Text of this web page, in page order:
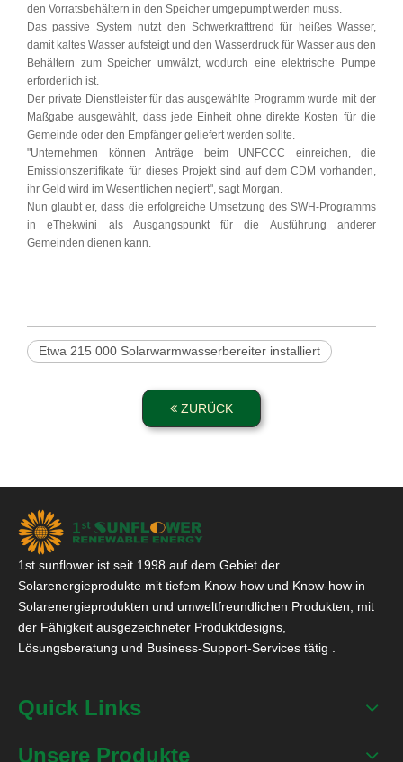
den Vorratsbehältern in den Speicher umgepumpt werden muss.
Das passive System nutzt den Schwerkrafttrend für heißes Wasser,
damit kaltes Wasser aufsteigt und den Wasserdruck für Wasser aus den
Behältern zum Speicher umwälzt, wodurch eine elektrische Pumpe
erforderlich ist.
Der private Dienstleister für das ausgewählte Programm wurde mit der
Maßgabe ausgewählt, dass jede Einheit ohne direkte Kosten für die
Gemeinde oder den Empfänger geliefert werden sollte.
"Unternehmen können Anträge beim UNFCCC einreichen, die
Emissionszertifikate für dieses Projekt sind auf dem CDM vorhanden,
ihr Geld wird im Wesentlichen negiert", sagt Morgan.
Nun glaubt er, dass die erfolgreiche Umsetzung des SWH-Programms
in eThekwini als Ausgangspunkt für die Ausführung anderer
Gemeinden dienen kann.
Etwa 215 000 Solarwarmwasserbereiter installiert
ZURÜCK
1st sunflower ist seit 1998 auf dem Gebiet der
Solarenergieprodukte mit tiefem Know-how und Know-how in
Solarenergieprodukten und umweltfreundlichen Produkten, mit
der Fähigkeit ausgezeichneter Produktdesigns,
Lösungsberatung und Business-Support-Services tätig .
Quick Links
Unsere Produkte